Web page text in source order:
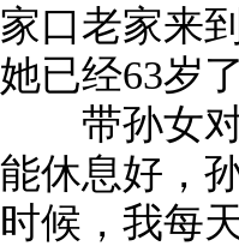
家口老家来
她已经63岁了
带孙女对
能休息好，
时候，我每